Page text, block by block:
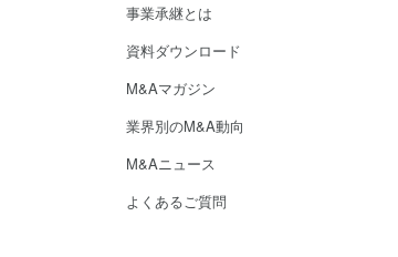
事業承継とは
資料ダウンロード
M&Aマガジン
業界別のM&A動向
M&Aニュース
よくあるご質問